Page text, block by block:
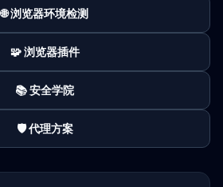
🌐 浏览器环境检测
🧩 浏览器插件
📚 安全学院
🛡️ 代理方案